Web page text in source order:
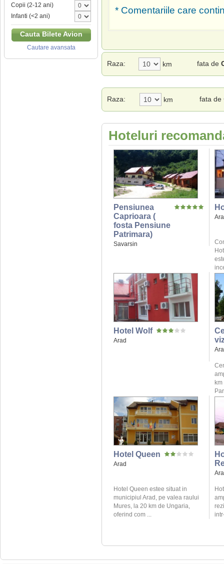
Copii (2-12 ani)
Infanti (<2 ani)
Cauta Bilete Avion
Cautare avansata
* Comentariile care
Raza: km fata de
Raza: km fata de
Hoteluri
Pensiunea
Caprioara (
fosta Pensiune
Patrimara)
Savarsin
Hotel Wolf
Arad
Hotel Queen
Arad
Hotel Queen estee situat in
municipiul Arad, pe valea raului
Mures, la 20 km de Ungaria,
oferind com ...